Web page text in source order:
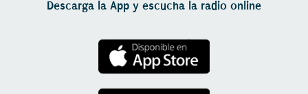
Descarga la App y escucha la radio online